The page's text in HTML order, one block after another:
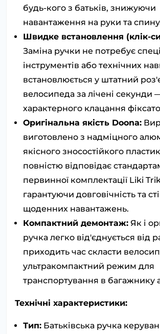
будь-кого з батьків, знижуючи
навантаження на руки та
Швидке встановлення (клік-
Заміна ручки не потребує
інструментів або технічних
встановлюється у штатний
велосипеда за лічені секунди
характерного клацання
Оригінальна якість Doona:
виготовлено з надміцного
якісного зносостійкого
повністю відповідає
первинної комплектації Liki
гарантуючи довговічність та
щоденних навантажень.
Компактний демонтаж: Як і
ручка легко від'єднується від
приходить час скласти
ультракомпактний режим для
транспортування в багажнику
Технічні характеристики:
Тип: Батьківська ручка